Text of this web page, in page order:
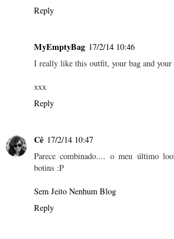
Reply
MyEmptyBag 17/2/14 10:46
I really like this outfit, your bag and your
xxx
Reply
Cê 17/2/14 10:47
Parece combinado.... o meu último
botins :P
Sem Jeito Nenhum Blog
Reply